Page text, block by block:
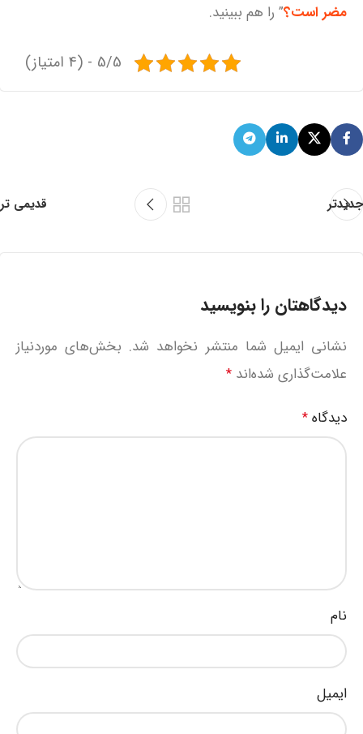
مضر است؟” را هم ببینید.
5/5 - (4 امتیاز)
جدیدتر قدیمی تر
دیدگاهتان را بنویسید
نشانی ایمیل شما منتشر نخواهد شد. بخش‌های موردنیاز
علامت‌گذاری شده‌اند *
دیدگاه *
نام
ایمیل